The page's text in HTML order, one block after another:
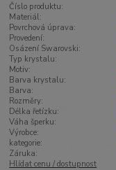
Číslo produktu:
Materiál:
Povrchová úprava:
Provedení:
Osázení Swarovski:
Typ krystalu:
Motiv:
Barva krystalu:
Barva:
Rozměry:
Délka řetízku:
Váha šperku:
Výrobce:
kategorie:
Záruka:
Hlídat cenu / dostupnost